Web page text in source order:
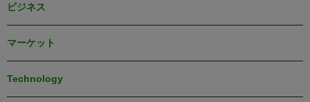
ビジネス
マーケット
Technology